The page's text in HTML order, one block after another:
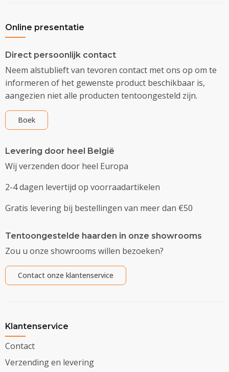
Online presentatie
Direct persoonlijk contact
Neem alstublieft van tevoren contact met ons op om te
informeren of het gewenste product beschikbaar is,
aangezien niet alle producten tentoongesteld zijn.
Boek
Levering door heel België
Wij verzenden door heel Europa
2-4 dagen levertijd op voorraadartikelen
Gratis levering bij bestellingen van meer dan €50
Tentoongestelde haarden in onze showrooms
Zou u onze showrooms willen bezoeken?
Contact onze klantenservice
Klantenservice
Contact
Verzending en levering